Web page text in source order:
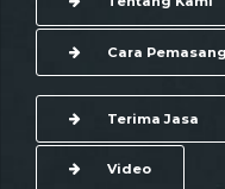
Cara
Terima Jasa
Video